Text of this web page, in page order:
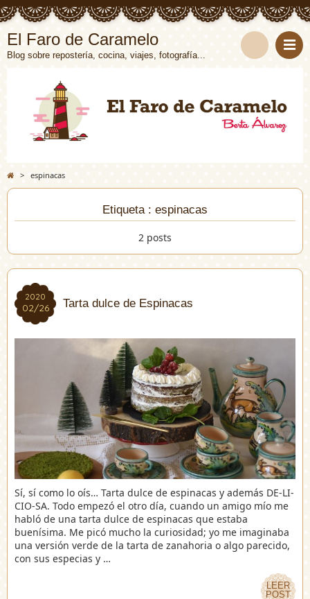
El Faro de Caramelo
Blog sobre repostería, cocina, viajes, fotografía...
> espinacas
Etiqueta : espinacas
2 posts
2020
02/26
2020
02/26 Tarta dulce de Espinacas
Sí, sí como lo oís… Tarta dulce de espinacas y además DE-LI-
CIO-SA. Todo empezó el otro día, cuando un amigo mío me
habló de una tarta dulce de espinacas que estaba
buenísima. Me picó mucho la curiosidad; yo me imaginaba
una versión verde de la tarta de zanahoria o algo parecido,
con sus especias y …
LEER
POST
LEER
POST